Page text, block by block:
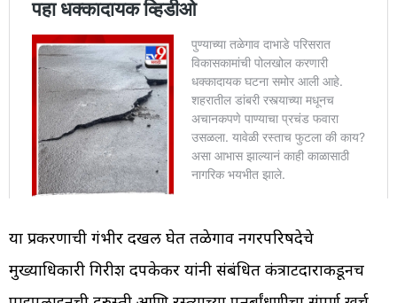
या प्रकरणाची गंभीर दखल घेत तळेगाव नगरपरिषदेचे
मुख्याधिकारी गिरीश दपकेकर यांनी संबंधित कंत्राटदाराकडूनच